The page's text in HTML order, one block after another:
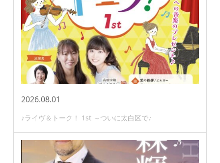
2026.08.01
♪ライヴ＆トーク！ 1st ～ついに太白区で♪